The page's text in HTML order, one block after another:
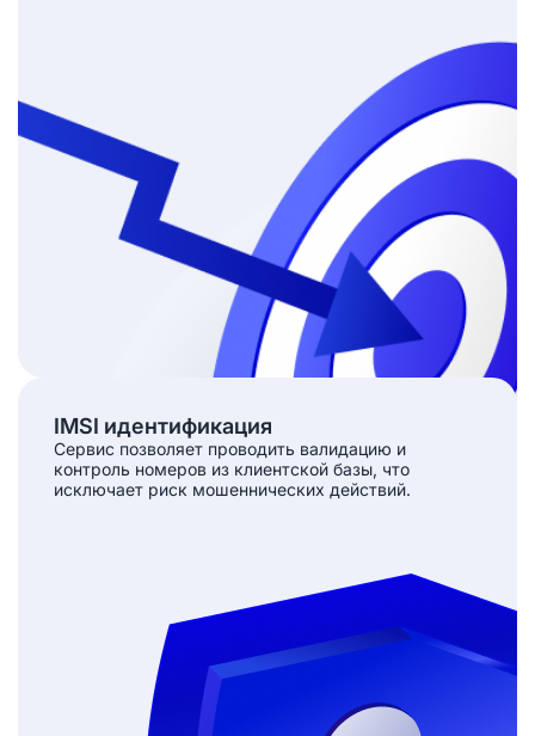
IMSI идентификация
Сервис позволяет проводить валидацию и
контроль номеров из клиентской базы, что
исключает риск мошеннических действий.